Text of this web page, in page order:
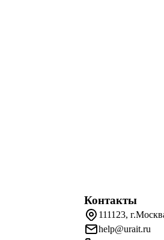
Контакты
111123,
help@urait.ru